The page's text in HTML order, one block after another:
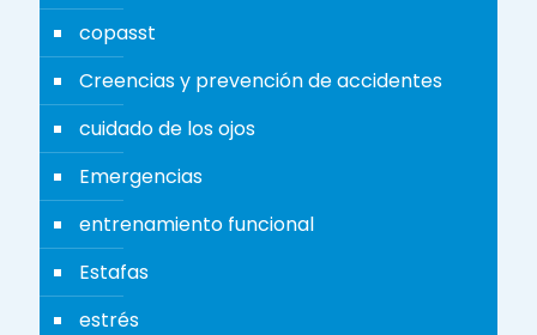
copasst
Creencias y prevención de accidentes
cuidado de los ojos
Emergencias
entrenamiento funcional
Estafas
estrés